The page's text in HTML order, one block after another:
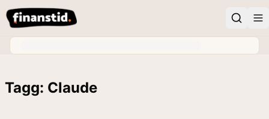
Tagg: Claude